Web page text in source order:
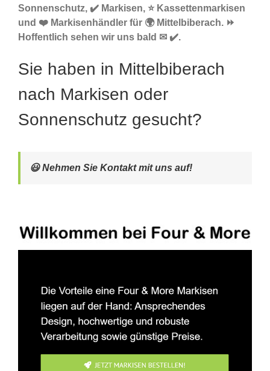
Sonnenschutz, ✔️ Markisen, ⭐ Kassettenmarkisen
und ❤️ Markisenhändler für 🌍 Mittelbiberach. ⏩
Hoffentlich sehen wir uns bald ✉ ✔️.
Sie haben in Mittelbiberach
nach Markisen oder
Sonnenschutz gesucht?
😃 Nehmen Sie Kontakt mit uns auf!